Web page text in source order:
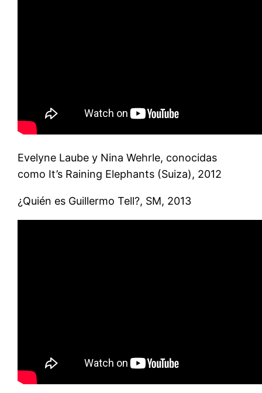
Evelyne Laube y Nina Wehrle, conocidas
como It’s Raining Elephants (Suiza), 2012
¿Quién es Guillermo Tell?, SM, 2013